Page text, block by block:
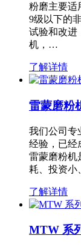
粉磨主要适
9级以下的
试验和改进
机，…
了解详情
雷蒙磨粉
我们公司专
经验，已经
雷蒙磨粉机
耗、投资小
了解详情
MTW 系